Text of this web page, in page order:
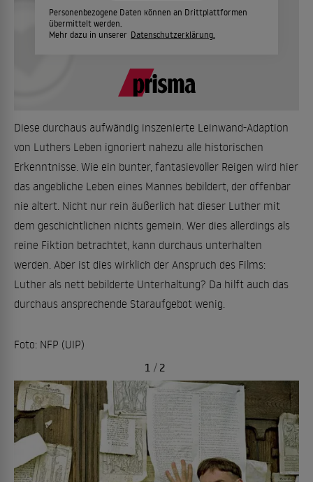
Personenbezogene Daten können an Drittplattformen
übermittelt werden.
Mehr dazu in unserer Datenschutzerklärung.
Diese durchaus aufwändig inszenierte Leinwand-Adaption
von Luthers Leben ignoriert nahezu alle historischen
Erkenntnisse. Wie ein bunter, fantasievoller Reigen wird hier
das angebliche Leben eines Mannes bebildert, der offenbar
nie altert. Nicht nur rein äußerlich hat dieser Luther mit
dem geschichtlichen nichts gemein. Wer dies allerdings als
reine Fiktion betrachtet, kann durchaus unterhalten
werden. Aber ist dies wirklich der Anspruch des Films:
Luther als nett bebilderte Unterhaltung? Da hilft auch das
durchaus ansprechende Staraufgebot wenig.
Foto: NFP (UIP)
1 / 2